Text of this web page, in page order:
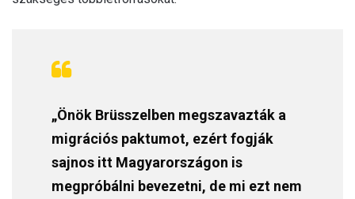
„Önök Brüsszelben megszavazták a
migrációs paktumot, ezért fogják
sajnos itt Magyarországon is
megpróbálni bevezetni, de mi ezt nem